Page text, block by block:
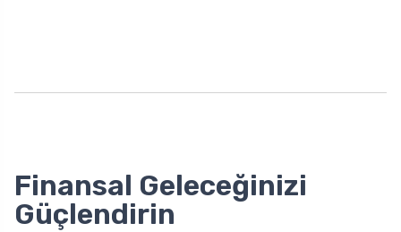
Finansal Geleceğinizi
Güçlendirin